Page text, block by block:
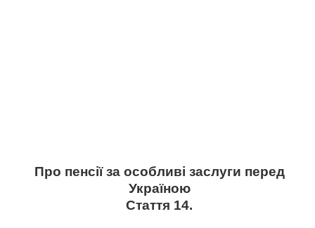
Про пенсії за особливі заслуги перед
Україною
Стаття 14.